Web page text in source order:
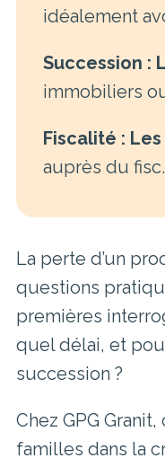
idéalement
Succession :
immobiliers
Fiscalité :
auprès du fisc.
La perte d’un
questions
premières
quel délai, et
succession ?
Chez GPG
familles dans la